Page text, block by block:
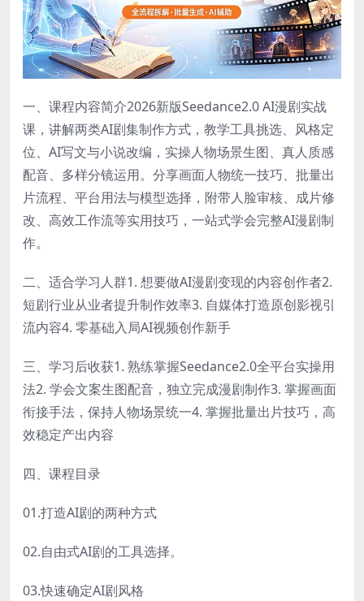
一、课程内容简介2026新版Seedance2.0 AI漫剧实战
课，讲解两类AI剧集制作方式，教学工具挑选、风格定
位、AI写文与小说改编，实操人物场景生图、真人质感
配音、多样分镜运用。分享画面人物统一技巧、批量出
片流程、平台用法与模型选择，附带人脸审核、成片修
改、高效工作流等实用技巧，一站式学会完整AI漫剧制
作。
二、适合学习人群1. 想要做AI漫剧变现的内容创作者2.
短剧行业从业者提升制作效率3. 自媒体打造原创影视引
流内容4. 零基础入局AI视频创作新手
三、学习后收获1. 熟练掌握Seedance2.0全平台实操用
法2. 学会文案生图配音，独立完成漫剧制作3. 掌握画面
衔接手法，保持人物场景统一4. 掌握批量出片技巧，高
效稳定产出内容
四、课程目录
01.打造AI剧的两种方式
02.自由式AI剧的工具选择。
03.快速确定AI剧风格